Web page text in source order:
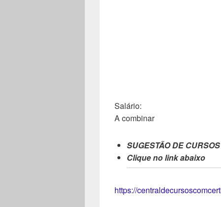
Salário:
A combinar
SUGESTÃO DE
Clique no link abaixo
https://